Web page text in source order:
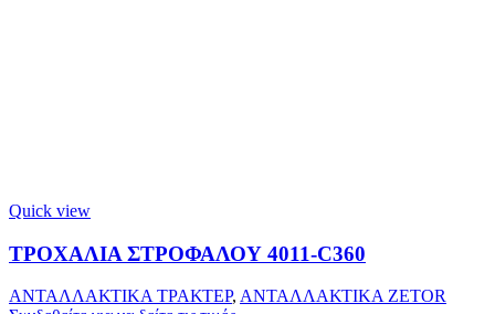
Quick view
ΤΡΟΧΑΛΙΑ ΣΤΡΟΦΑΛΟΥ 4011-C360
ΑΝΤΑΛΛΑΚΤΙΚΑ ΤΡΑΚΤΕΡ, ΑΝΤΑΛΛΑΚΤΙΚΑ ZETOR